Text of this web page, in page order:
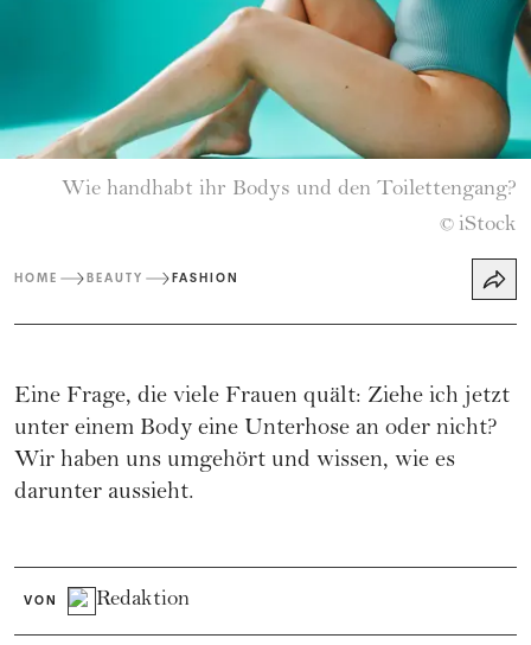
Wie handhabt ihr Bodys und den Toilettengang?
© iStock
HOME BEAUTY FASHION
Eine Frage, die viele Frauen quält: Ziehe ich jetzt
unter einem Body eine Unterhose an oder nicht?
Wir haben uns umgehört und wissen, wie es
darunter aussieht.
VON Redaktion